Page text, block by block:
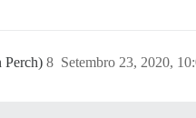
Perch) Setembro 23, 2020,
8